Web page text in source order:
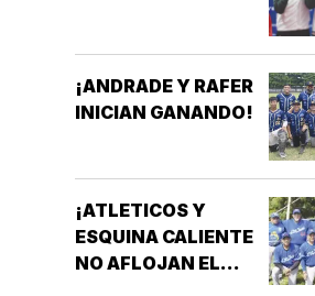
¡ANDRADE Y RAFER
INICIAN GANANDO!
¡ATLETICOS Y
ESQUINA CALIENTE
NO AFLOJAN EL